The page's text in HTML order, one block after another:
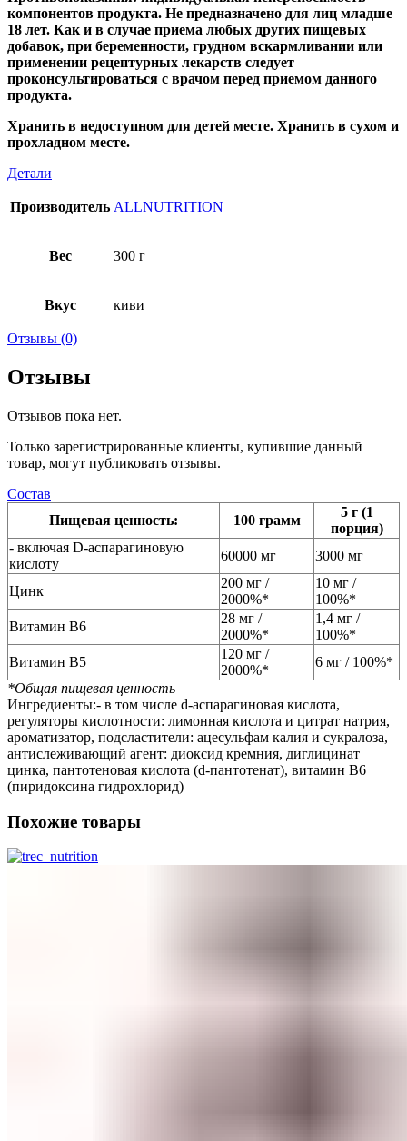
компонентов продукта. Не предназначено для лиц младше
18 лет. Как и в случае приема любых других пищевых
добавок, при беременности, грудном вскармливании или
применении рецептурных лекарств следует
проконсультироваться с врачом перед приемом данного
продукта.
Хранить в недоступном для детей месте. Хранить в сухом и
прохладном месте.
Детали
Производитель ALLNUTRITION
Вес 300 г
Вкус киви
Отзывы (0)
Отзывы
Отзывов пока нет.
Только зарегистрированные клиенты, купившие данный
товар, могут публиковать отзывы.
Состав
Пищевая ценность:
100 грамм
5 г (1
порция)
- включая D-аспарагиновую
кислоту
60000 мг 3000 мг
Цинк
200 мг /
2000%*
10 мг /
100%*
Витамин В6
28 мг /
2000%*
1,4 мг /
100%*
Витамин В5
120 мг /
2000%*
6 мг / 100%*
*Общая пищевая ценность
Ингредиенты:- в том числе d-аспарагиновая кислота,
регуляторы кислотности: лимонная кислота и цитрат натрия,
ароматизатор, подсластители: ацесульфам калия и сукралоза,
антислеживающий агент: диоксид кремния, диглицинат
цинка, пантотеновая кислота (d-пантотенат), витамин В6
(пиридоксина гидрохлорид)
Похожие товары